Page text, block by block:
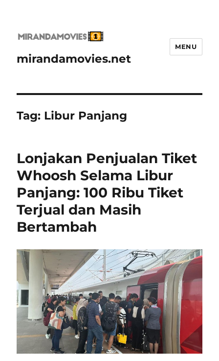
mirandamovies.net
MENU
Tag: Libur Panjang
Lonjakan Penjualan Tiket
Whoosh Selama Libur
Panjang: 100 Ribu Tiket
Terjual dan Masih
Bertambah